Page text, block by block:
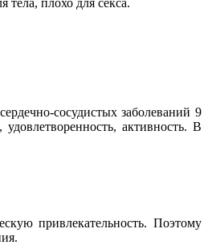
сосудистых заболеваний 9
активность. В
привлекательность. Поэтому